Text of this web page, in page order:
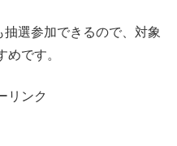
選参加できるので、対象
です。
リンク